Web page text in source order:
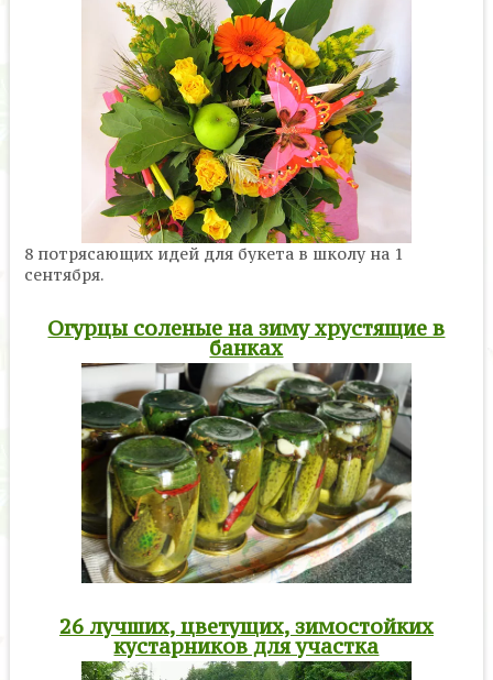
8 потрясающих идей для букета в школу на 1
сентября.
Огурцы соленые на зиму хрустящие в
банках
26 лучших, цветущих, зимостойких
кустарников для участка